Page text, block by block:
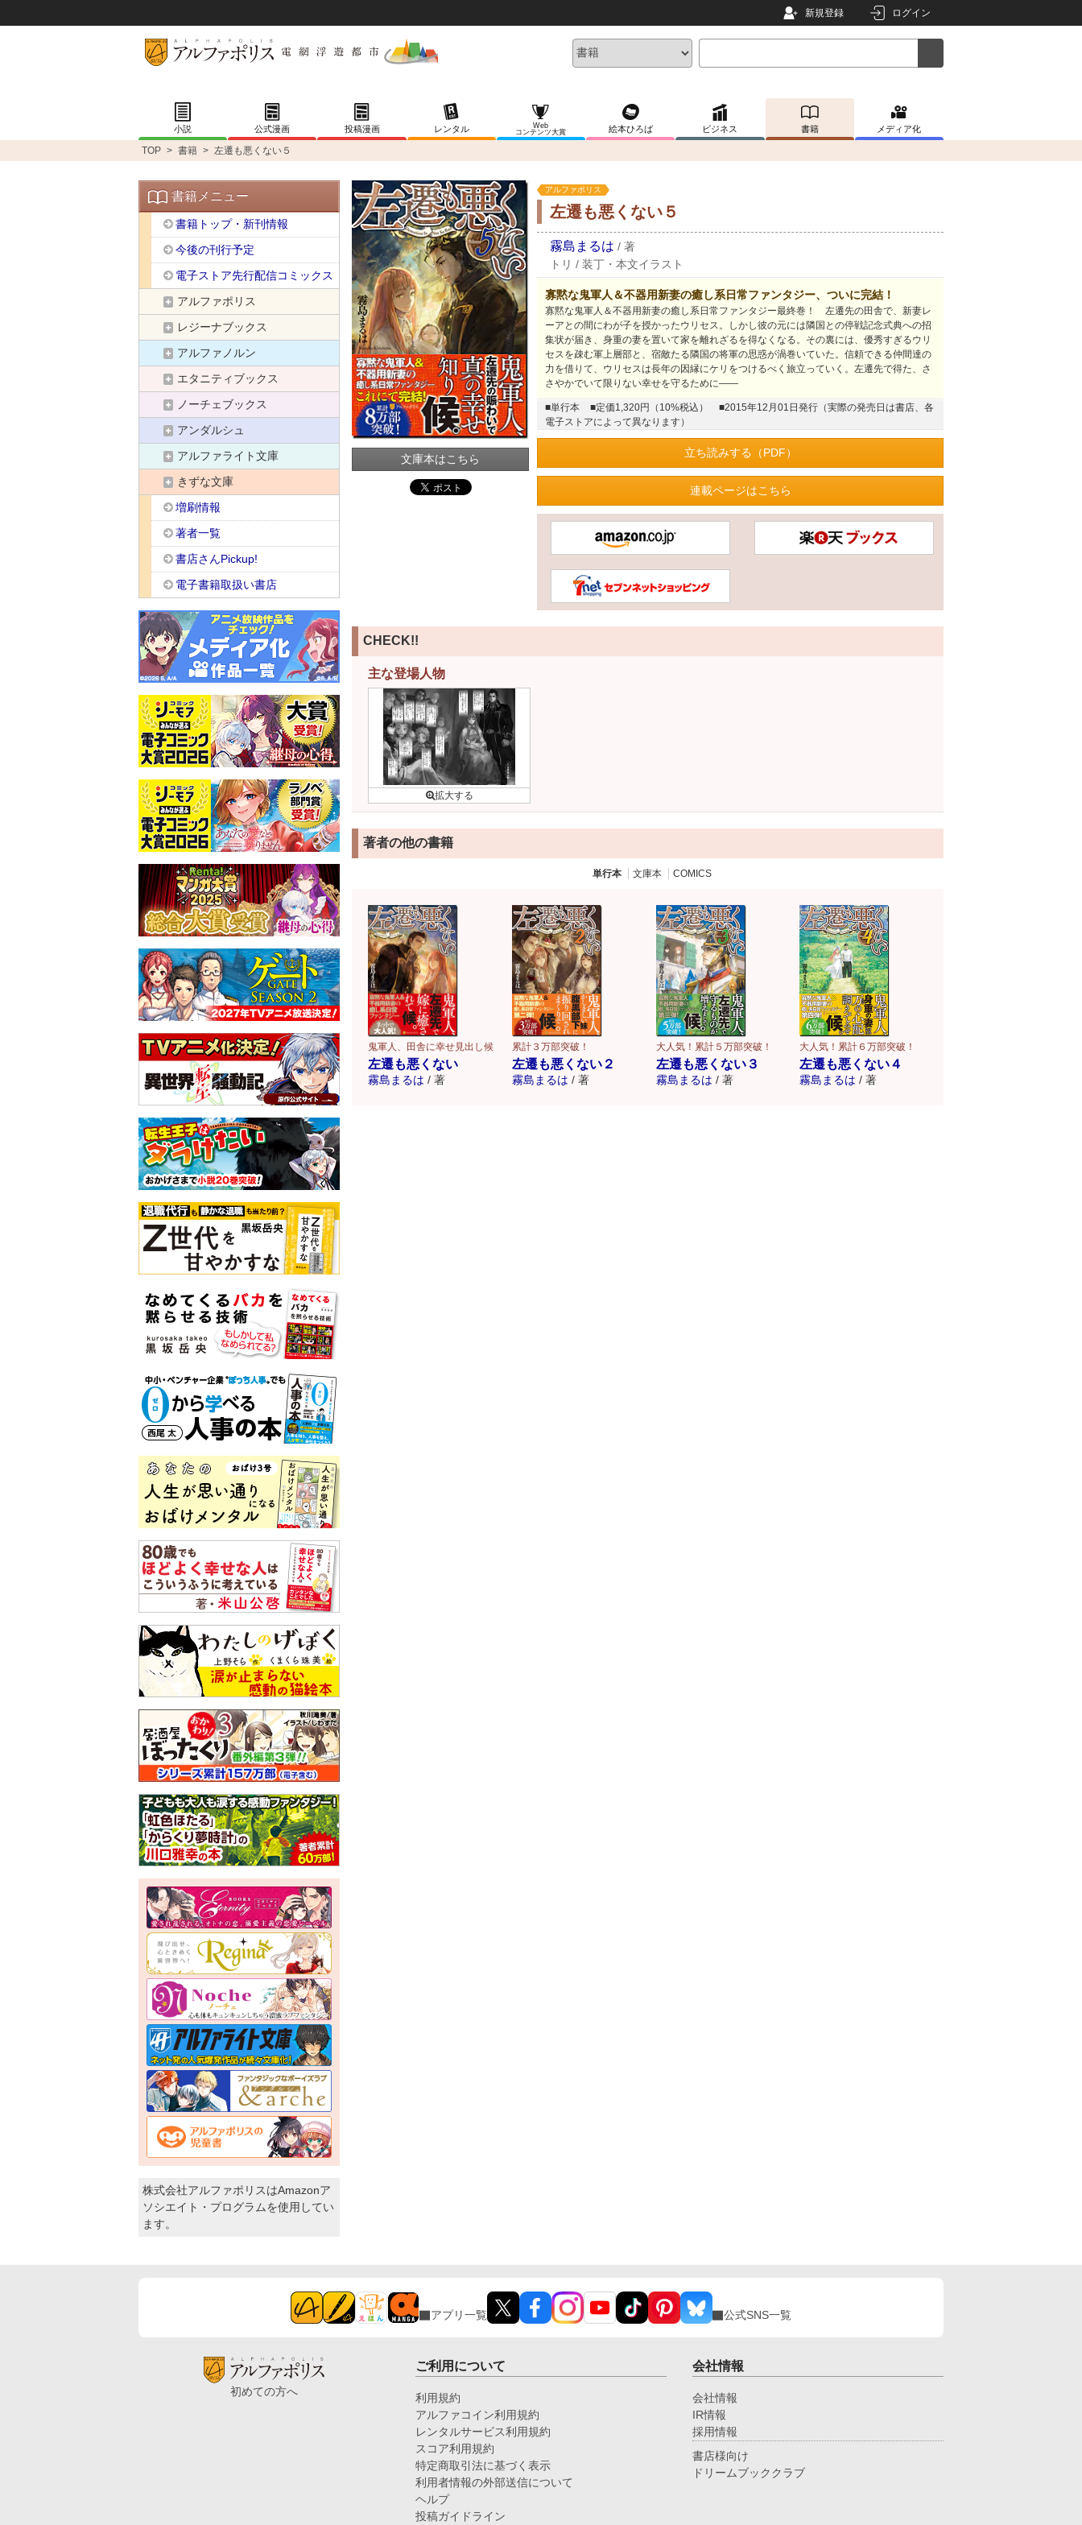
新規登録 ログイン
小説 公式漫画 投稿漫画 レンタル
Web
コンテンツ大賞
絵本ひろば ビジネス 書籍 メディア化
TOP > 書籍 > 左遷も悪くない５
文庫本はこちら
アルファポリス
左遷も悪くない５
霧島まるは / 著
トリ / 装丁・本文イラスト
寡黙な鬼軍人＆不器用新妻の癒し系日常ファンタジー、ついに完結！
寡黙な鬼軍人＆不器用新妻の癒し系日常ファンタジー最終巻！ 左遷先の田舎で、新妻レ
ーアとの間にわが子を授かったウリセス。しかし彼の元には隣国との停戦記念式典への招
集状が届き、身重の妻を置いて家を離れざるを得なくなる。その裏には、優秀すぎるウリ
セスを疎む軍上層部と、宿敵たる隣国の将軍の思惑が渦巻いていた。信頼できる仲間達の
力を借りて、ウリセスは長年の因縁にケリをつけるべく旅立っていく。左遷先で得た、さ
さやかでいて限りない幸せを守るために――
■単行本 ■定価1,320円（10%税込）
■2015年12月01日発行（実際の発売日は書店、各
電子ストアによって異なります）
立ち読みする（PDF）
連載ページはこちら
CHECK!!
主な登場人物
著者の他の書籍
単行本 文庫本 COMICS
鬼軍人、田舎に幸せ見出し候
左遷も悪くない
霧島まるは / 著
累計３万部突破！
左遷も悪くない２
霧島まるは / 著
大人気！累計５万部突破！
左遷も悪くない３
霧島まるは / 著
大人気！累計６万部突破！
左遷も悪くない４
霧島まるは / 著
書籍メニュー
書籍トップ・新刊情報
今後の刊行予定
電子ストア先行配信コミックス
アルファポリス
レジーナブックス
アルファノルン
エタニティブックス
ノーチェブックス
アンダルシュ
アルファライト文庫
きずな文庫
増刷情報
著者一覧
書店さんPickup!
電子書籍取扱い書店
株式会社アルファポリスはAmazonア
ソシエイト・プログラムを使用してい
ます。
アプリ一覧 公式SNS一覧
初めての方へ
ご利用について
利用規約
アルファコイン利用規約
レンタルサービス利用規約
スコア利用規約
特定商取引法に基づく表示
利用者情報の外部送信について
ヘルプ
投稿ガイドライン
会社情報
会社情報
IR情報
採用情報
書店様向け
ドリームブッククラブ